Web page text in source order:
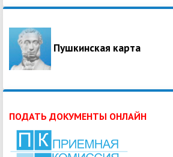
Пушкинская карта
ПОДАТЬ ДОКУМЕНТЫ ОНЛАЙН